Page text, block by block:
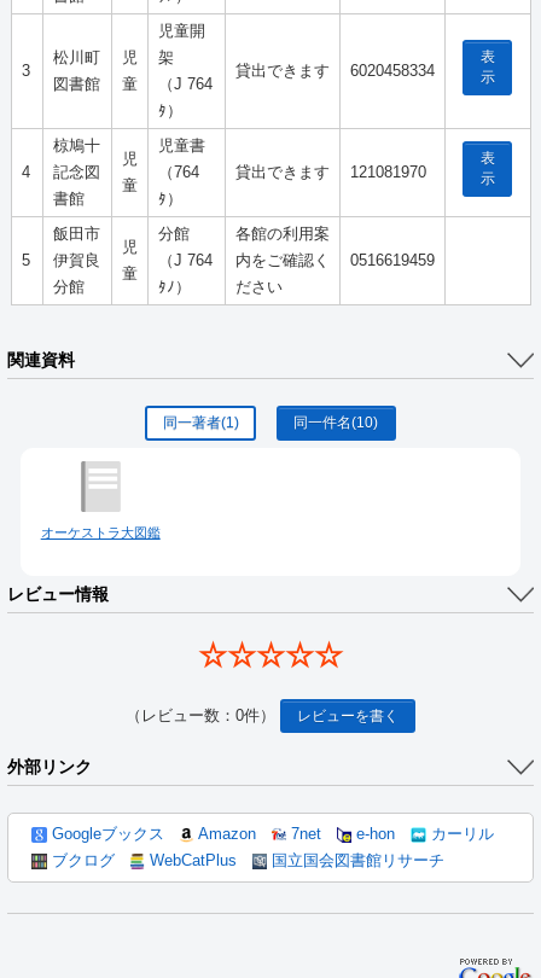
3
松川町
図書館
児
童
児童開
架
（J 764
ﾀ）
貸出できます 6020458334
表
示
4
椋鳩十
記念図
書館
児
童
児童書
（764
ﾀ）
貸出できます 121081970
表
示
5
飯田市
伊賀良
分館
児
童
分館
（J 764
ﾀﾉ）
各館の利用案
内をご確認く
ださい
0516619459
関連資料
同一著者(1) 同一件名(10)
オーケストラ大図鑑
レビュー情報
☆☆☆☆☆
（レビュー数：0件） レビューを書く
外部リンク
Googleブックス Amazon 7net e-hon
カーリル
ブクログ
WebCatPlus 国立国会図書館リサーチ